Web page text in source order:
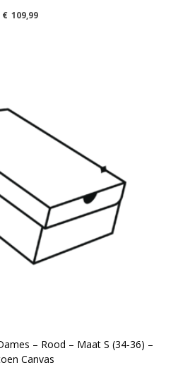
€ 109,99
– Rood – Maat S (34-36) –
Canvas